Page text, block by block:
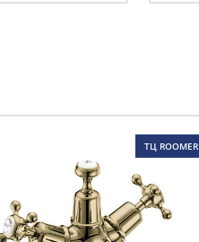
ТЦ ROOMER